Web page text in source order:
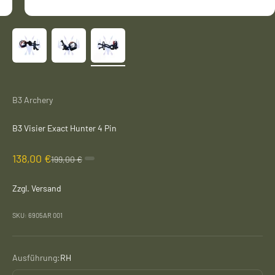
B3 Archery
B3 Visier Exact Hunter 4 Pin
Angebot
138,00 €Regulärer Preis
199,00 €
Zzgl. Versand
SKU: 6905AR 001
Ausführung:RH